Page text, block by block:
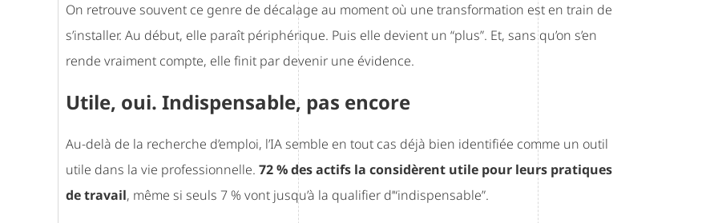
On retrouve souvent ce genre de décalage au moment où une transformation est en train de
s’installer. Au début, elle paraît périphérique. Puis elle devient un “plus”. Et, sans qu’on s’en
rende vraiment compte, elle finit par devenir une évidence.
Utile, oui. Indispensable, pas encore
Au-delà de la recherche d’emploi, l’IA semble en tout cas déjà bien identifiée comme un outil
utile dans la vie professionnelle. 72 % des actifs la considèrent utile pour leurs pratiques
de travail, même si seuls 7 % vont jusqu’à la qualifier d’“indispensable”.